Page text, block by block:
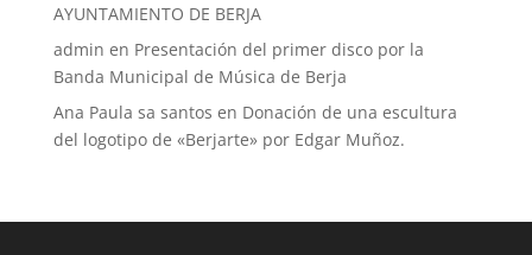
AYUNTAMIENTO DE BERJA
admin en Presentación del primer disco por la
Banda Municipal de Música de Berja
Ana Paula sa santos en Donación de una escultura
del logotipo de «Berjarte» por Edgar Muñoz.